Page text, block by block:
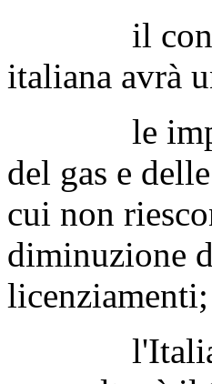
il conflitto
italiana avrà
le imprese
del gas e
cui non
diminuzione
licenziamenti;
l'Italia è il